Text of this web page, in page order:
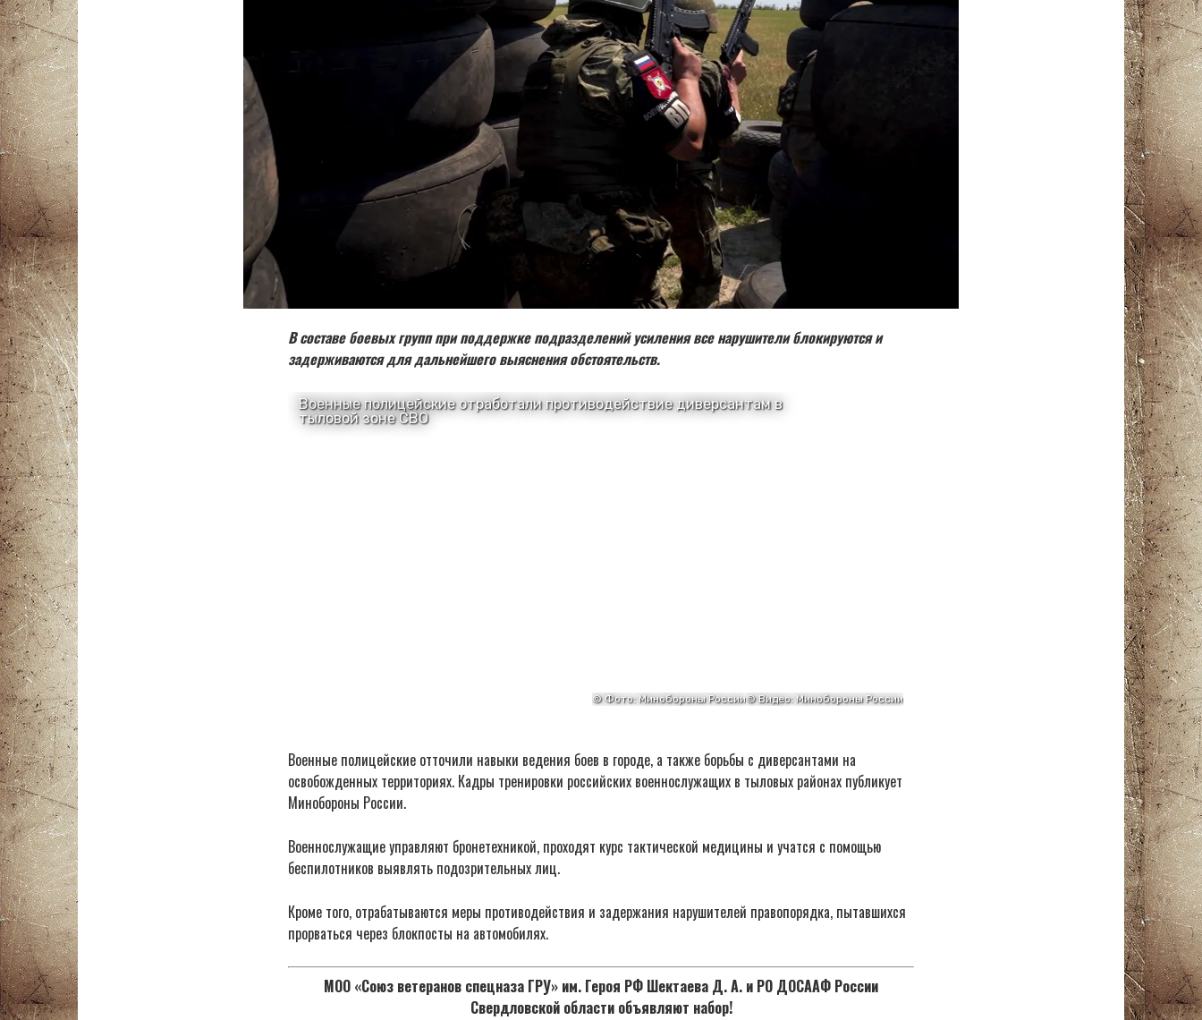
В составе боевых групп при поддержке подразделений усиления все нарушители блокируются и
задерживаются для дальнейшего выяснения обстоятельств.
Военные полицейские отточили навыки ведения боев в городе, а также борьбы с диверсантами на
освобожденных территориях. Кадры тренировки российских военнослужащих в тыловых районах публикует
Минобороны России.
Военнослужащие управляют бронетехникой, проходят курс тактической медицины и учатся с помощью
беспилотников выявлять подозрительных лиц.
Кроме того, отрабатываются меры противодействия и задержания нарушителей правопорядка, пытавшихся
прорваться через блокпосты на автомобилях.
МОО «Союз ветеранов спецназа ГРУ» им. Героя РФ Шектаева Д. А. и РО ДОСААФ России
Свердловской области объявляют набор!